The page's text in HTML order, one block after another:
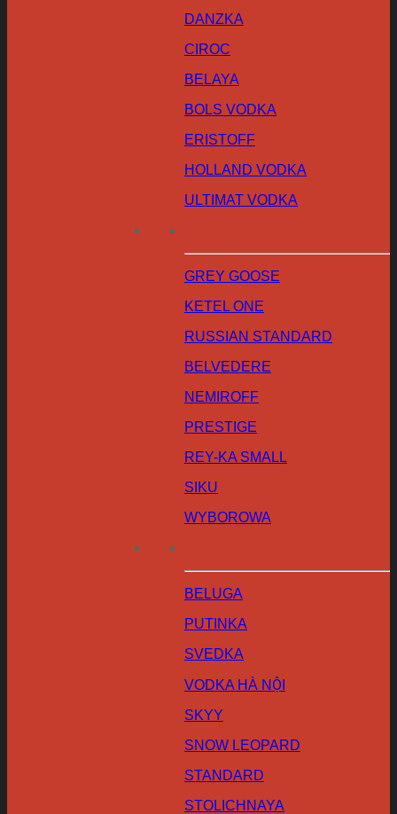
DANZKA
CIROC
BELAYA
BOLS VODKA
ERISTOFF
HOLLAND VODKA
ULTIMAT VODKA
GREY GOOSE
KETEL ONE
RUSSIAN STANDARD
BELVEDERE
NEMIROFF
PRESTIGE
REY-KA SMALL
SIKU
WYBOROWA
BELUGA
PUTINKA
SVEDKA
VODKA HÀ NỘI
SKYY
SNOW LEOPARD
STANDARD
STOLICHNAYA